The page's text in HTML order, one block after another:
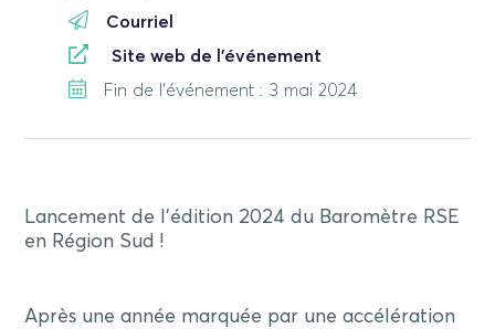
Courriel
Site web de l'événement
Fin de l'événement : 3 mai 2024
Lancement de l’édition 2024 du Baromètre RSE
en Région Sud !
Après une année marquée par une accélération